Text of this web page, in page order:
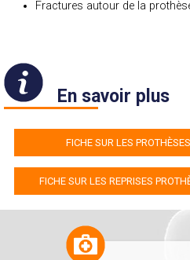
Fractures autour de la
En savoir plus
FICHE SUR LES
FICHE SUR LES REPRISES